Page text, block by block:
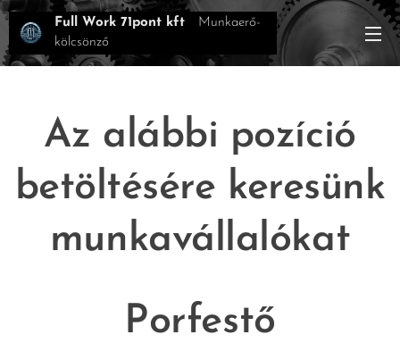
Full Work 71pont kft Munkaerő-
kölcsönző
Az alábbi pozíció
betöltésére keresünk
munkavállalókat
Porfestő